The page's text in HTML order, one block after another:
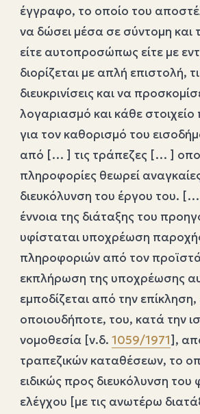
έγγραφο, το οποίο του
να δώσει μέσα σε σύντομη και
είτε αυτοπροσώπως είτε με
διορίζεται με απλή επιστολή,
διευκρινίσεις και να
λογαριασμό και κάθε στοιχείο
για τον καθορισμό του
από [… ] τις τράπεζες [… ]
πληροφορίες θεωρεί
διευκόλυνση του έργου του.
έννοια της διάταξης του
υφίσταται υποχρέωση
πληροφοριών από τον
εκπλήρωση της υποχρέωσης
εμποδίζεται από την
οποιουδήποτε, του, κατά την
νομοθεσία [ν.δ.1059/1971],
τραπεζικών καταθέσεων, το
ειδικώς προς διευκόλυνση του
ελέγχου [με τις ανωτέρω